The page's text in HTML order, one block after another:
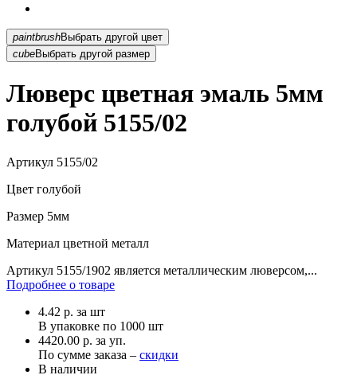
paintbrush
Выбрать другой цвет
cubeВыбрать другой размер
Люверс цветная эмаль 5мм
голубой 5155/02
Артикул 5155/02
Цвет голубой
Размер 5мм
Материал цветной металл
Артикул 5155/1902 является металлическим люверсом,...
Подробнее о товаре
4.42 р. за шт
В упаковке по 1000 шт
4420.00 р. за уп.
По сумме заказа – скидки
В наличии